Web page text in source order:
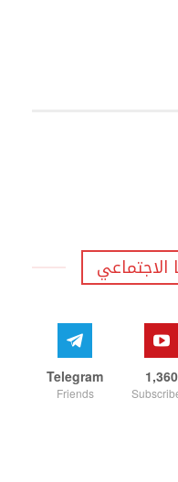
الاجتماعي
1,360
Telegram
Friends